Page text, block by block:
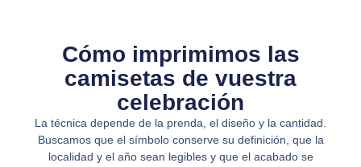
Cómo imprimimos las
camisetas de vuestra
celebración
La técnica depende de la prenda, el diseño y la cantidad.
Buscamos que el símbolo conserve su definición, que la
localidad y el año sean legibles y que el acabado se